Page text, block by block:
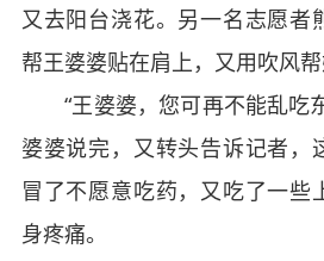
又去阳台浇花。另一名志愿者
帮王婆婆贴在肩上，又用吹风帮
“王婆婆，您可再不能乱吃
婆婆说完，又转头告诉记者，
冒了不愿意吃药，又吃了一些
身疼痛。